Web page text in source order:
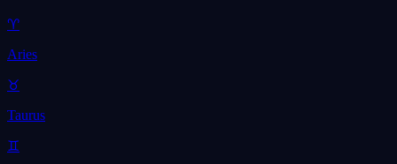
♈
Aries
♉
Taurus
♊